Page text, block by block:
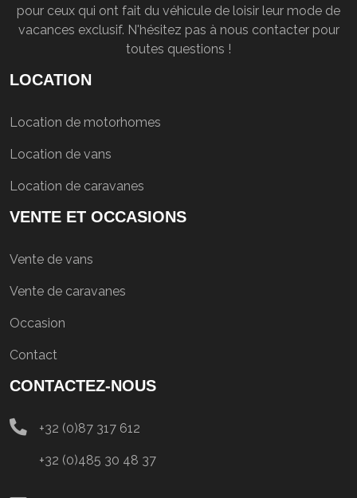
pour ceux qui ont fait du véhicule de loisir leur mode de
vacances exclusif. N'hésitez pas à nous contacter pour
toutes questions !
LOCATION
Location de motorhomes
Location de vans
Location de caravanes
VENTE ET OCCASIONS
Vente de vans
Vente de caravanes
Occasion
Contact
CONTACTEZ-NOUS
+32 (0)87 317 612
+32 (0)485 30 48 37